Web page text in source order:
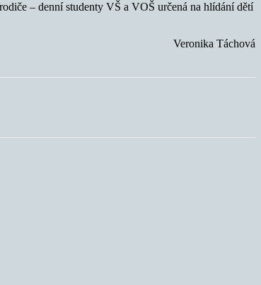
– denní studenty VŠ a VOŠ určená na hlídání dětí
Veronika Táchová